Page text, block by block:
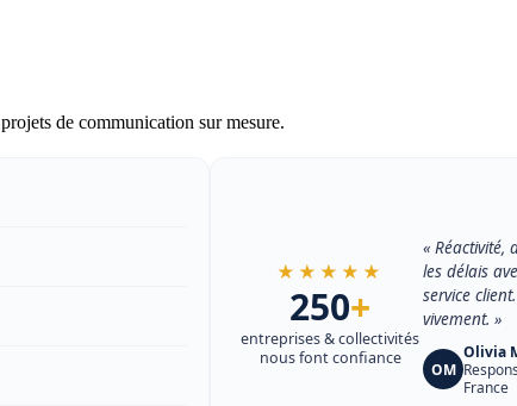
de communication sur mesure.
★★★★★
250+
entreprises & collectivités
nous font confiance
« Réactivité,
les délais
service
vivement. »
OM
Olivia
France